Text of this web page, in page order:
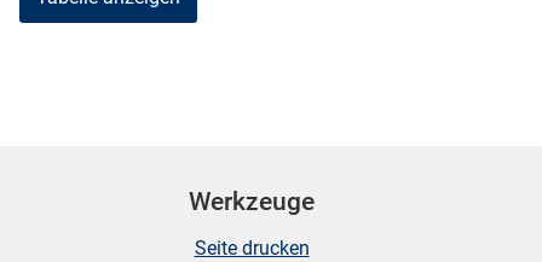
Werkzeuge
Seite drucken